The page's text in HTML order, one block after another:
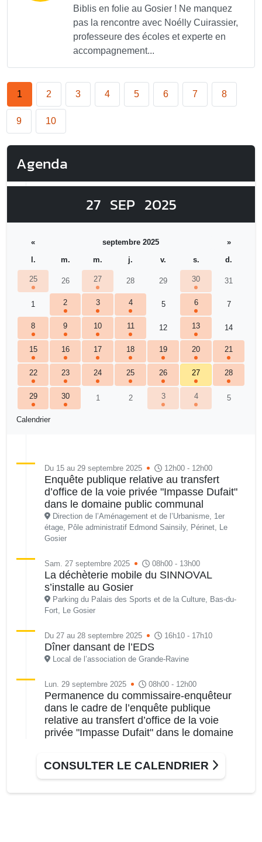
Biblis en folie au Gosier ! Ne manquez
pas la rencontre avec Noélly Cuirassier,
professeure des écoles et experte en
accompagnement...
1 2 3 4 5 6 7 8
9 10
Agenda
27 SEP 2025
Calendrier
« septembre 2025
»
l.
m. m. j. v. s. d.
25 26 27 28 29 30 31
1 2 3 4 5 6 7
8 9 10 11 12 13 14
15 16 17 18 19 20 21
22 23 24 25 26 27 28
29 30 1 2 3 4 5
Du 15 au 29 septembre 2025 12h00 - 12h00
Enquête publique relative au transfert
d’office de la voie privée "Impasse Dufait"
dans le domaine public communal
Direction de l’Aménagement et de l’Urbanisme, 1er
étage, Pôle administratif Edmond Sainsily, Périnet, Le
Gosier
Sam. 27 septembre 2025 08h00 - 13h00
La déchèterie mobile du SINNOVAL
s’installe au Gosier
Parking du Palais des Sports et de la Culture, Bas-du-
Fort, Le Gosier
Du 27 au 28 septembre 2025 16h10 - 17h10
Dîner dansant de l’EDS
Local de l’association de Grande-Ravine
Lun. 29 septembre 2025 08h00 - 12h00
Permanence du commissaire-enquêteur
dans le cadre de l’enquête publique
relative au transfert d’office de la voie
privée "Impasse Dufait" dans le domaine
pôle administratif Edmond Sainsily, Périnet, Gosier
Mar. 30 septembre 2025 17h30 - 18h30
CONSULTER LE CALENDRIER